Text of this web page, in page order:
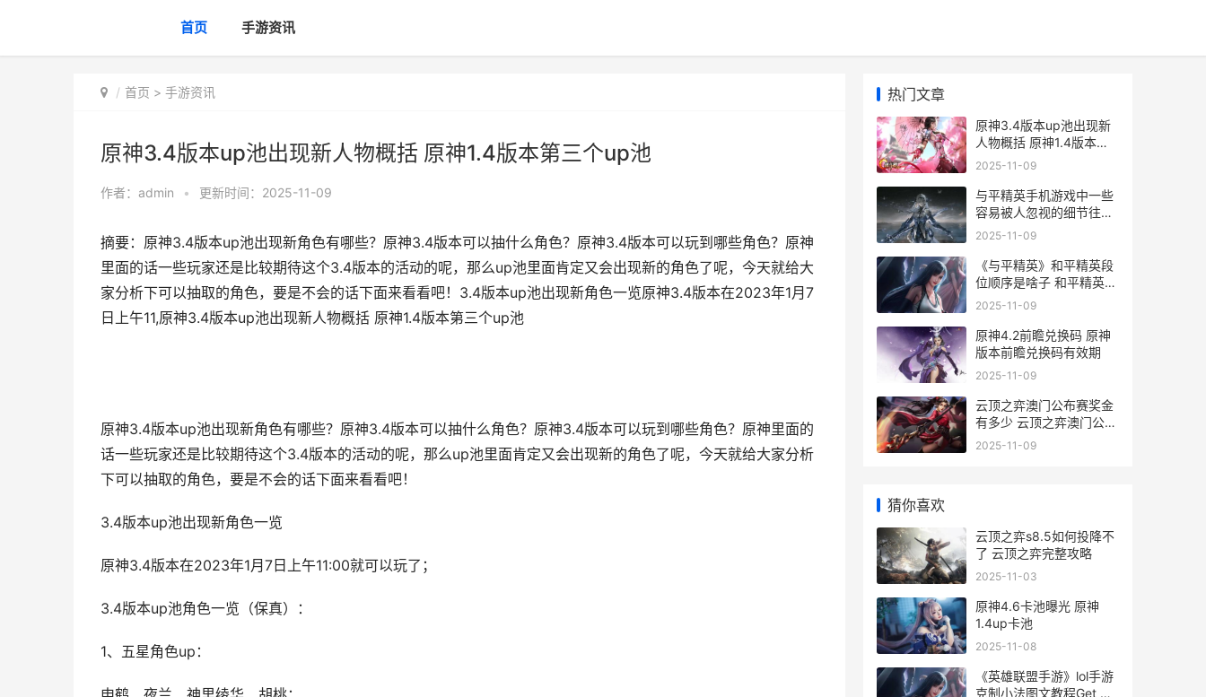
首页 手游资讯
首页 > 手游资讯
原神3.4版本up池出现新人物概括 原神1.4版本第三个up池
作者： admin • 更新时间：2025-11-09
摘要：原神3.4版本up池出现新角色有哪些？原神3.4版本可以抽什么角色？原神3.4版本可以玩到哪些角色？原神
里面的话一些玩家还是比较期待这个3.4版本的活动的呢，那么up池里面肯定又会出现新的角色了呢，今天就给大
家分析下可以抽取的角色，要是不会的话下面来看看吧！3.4版本up池出现新角色一览原神3.4版本在2023年1月7
日上午11,原神3.4版本up池出现新人物概括 原神1.4版本第三个up池
原神3.4版本up池出现新角色有哪些？原神3.4版本可以抽什么角色？原神3.4版本可以玩到哪些角色？原神里面的
话一些玩家还是比较期待这个3.4版本的活动的呢，那么up池里面肯定又会出现新的角色了呢，今天就给大家分析
下可以抽取的角色，要是不会的话下面来看看吧！
3.4版本up池出现新角色一览
原神3.4版本在2023年1月7日上午11:00就可以玩了；
3.4版本up池角色一览（保真）：
1、五星角色up：
热门文章
原神3.4版本up池出现新
人物概括 原神1.4版本第
三个up池
2025-11-09
与平精英手机游戏中一些
容易被人忽视的细节往往
决定着游戏的成败 和平精
2025-11-09
《与平精英》和平精英段
位顺序是啥子 和平精英和
哪个游戏一样
2025-11-09
原神4.2前瞻兑换码 原神
版本前瞻兑换码有效期
2025-11-09
云顶之弈澳门公布赛奖金
有多少 云顶之弈澳门公开
赛口令码
2025-11-09
猜你喜欢
云顶之弈s8.5如何投降不
了 云顶之弈完整攻略
2025-11-03
原神4.6卡池曝光 原神
1.4up卡池
2025-11-08
《英雄联盟手游》lol手游
克制小法图文教程Get 国